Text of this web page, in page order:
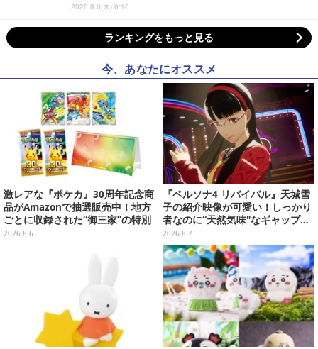
2026.8.6(木) 6:10
ランキングをもっと見る
今、あなたにオススメ
激レアな『ポケカ』30周年記念商
品がAmazonで抽選販売中！地方
ごとに収録された“御三家”の特別
カード
2026.8.6
『ペルソナ4 リバイバル』天城雪
子の紹介映像が可愛い！しっかり
者なのに“天然気味"なギャップ…
幼馴染・千枝に助けられる姿にも
注目
2026.8.7